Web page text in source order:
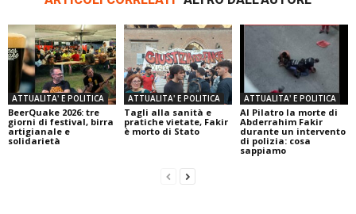
ATTUALITA' E POLITICA
BeerQuake 2026: tre
giorni di festival, birra
artigianale e
solidarietà
ATTUALITA' E POLITICA
Tagli alla sanità e
pratiche vietate, Fakir
è morto di Stato
ATTUALITA' E POLITICA
Al Pilatro la morte di
Abderrahim Fakir
durante un intervento
di polizia: cosa
sappiamo